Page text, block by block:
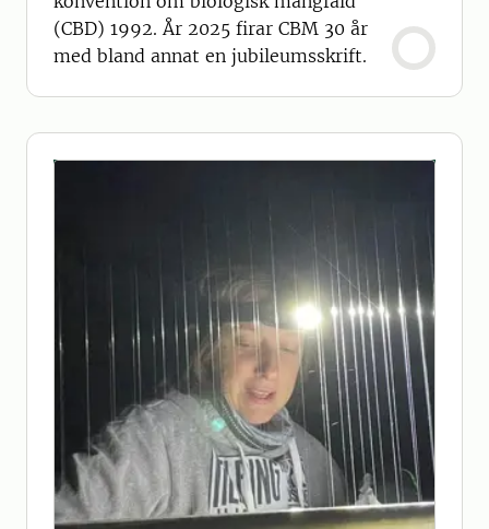
(CBD) 1992. År 2025 firar CBM 30 år
med bland annat en jubileumsskrift.